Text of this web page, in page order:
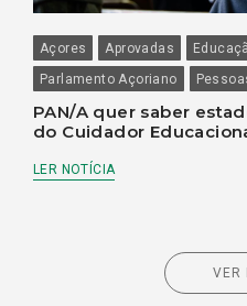
Açores Aprovadas
Parlamento Açoriano
PAN/A quer saber
do Cuidador
LER NOTÍCIA
VER